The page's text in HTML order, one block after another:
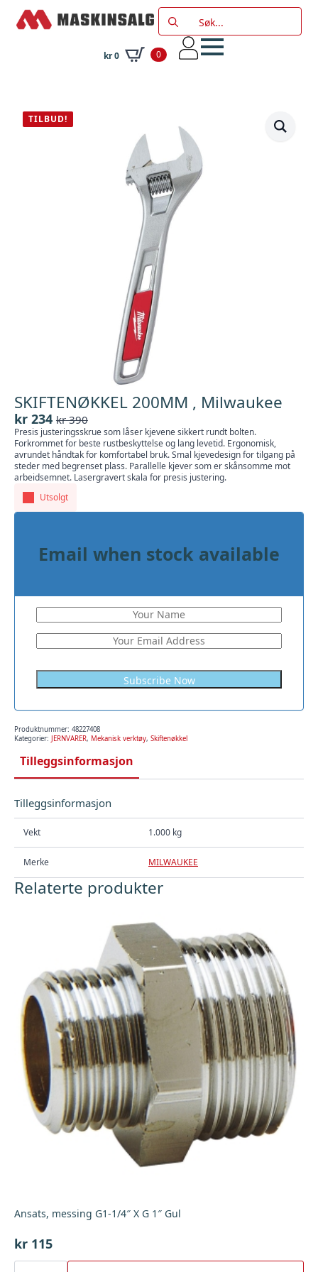
Search
for:
kr0 0
TILBUD!
SKIFTENØKKEL 200MM , Milwaukee
kr390
Opprinnelig
pris
var:
kr 390.
kr 234
Nåværende
pris
er:
kr 234.
Presis justeringsskrue som låser kjevene sikkert rundt bolten.
Forkrommet for beste rustbeskyttelse og lang levetid. Ergonomisk,
avrundet håndtak for komfortabel bruk. Smal kjevedesign for tilgang på
steder med begrenset plass. Parallelle kjever som er skånsomme mot
arbeidsemnet. Lasergravert skala for presis justering.
Utsolgt
Email when stock available
Produktnummer: 48227408
Kategorier: JERNVARER, Mekanisk verktøy, Skiftenøkkel
Tilleggsinformasjon
Tilleggsinformasjon
Vekt 1.000 kg
Merke MILWAUKEE
Relaterte produkter
Ansats, messing G1-1/4″ X G 1″ Gul
kr 115
Ansats,